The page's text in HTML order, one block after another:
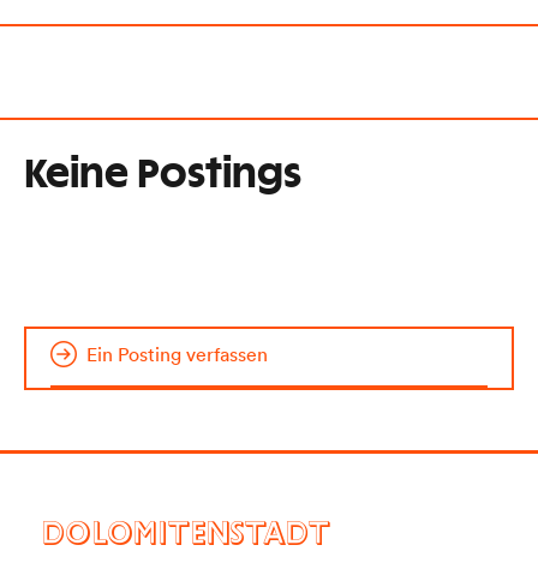
Keine Postings
Ein Posting verfassen
DOLOMITENSTADT